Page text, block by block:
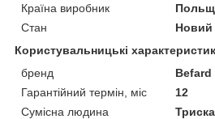
Країна виробник
Стан
Новий
Користувальницькі
бренд
Befard
Гарантійний термін, міс
12
Сумісна людина